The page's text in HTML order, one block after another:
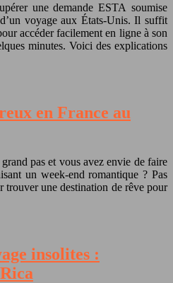
une demande ESTA soumise
voyage aux États-Unis. Il suffit
accéder facilement en ligne à son
minutes. Voici des explications
en France au
pas et vous avez envie de faire
un week-end romantique ? Pas
trouver une destination de rêve pour
insolites :